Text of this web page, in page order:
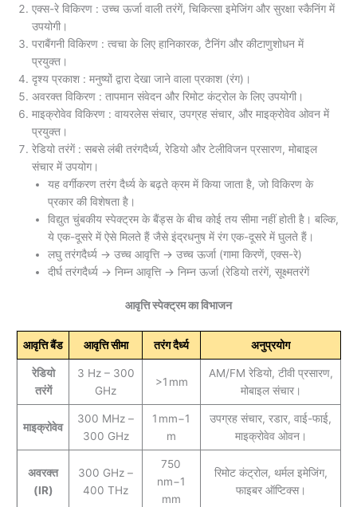
एक्स-रे विकिरण : उच्च ऊर्जा वाली तरंगें, चिकित्सा इमेजिंग और सुरक्षा स्कैनिंग में
उपयोगी।
पराबैंगनी विकिरण : त्वचा के लिए हानिकारक, टैनिंग और कीटाणुशोधन में
प्रयुक्त।
दृश्य प्रकाश : मनुष्यों द्वारा देखा जाने वाला प्रकाश (रंग)।
अवरक्त विकिरण : तापमान संवेदन और रिमोट कंट्रोल के लिए उपयोगी।
माइक्रोवेव विकिरण : वायरलेस संचार, उपग्रह संचार, और माइक्रोवेव ओवन में
प्रयुक्त।
रेडियो तरंगें : सबसे लंबी तरंगदैर्ध्य, रेडियो और टेलीविजन प्रसारण, मोबाइल
संचार में उपयोग।
यह वर्गीकरण तरंग दैर्ध्य के बढ़ते क्रम में किया जाता है, जो विकिरण के
प्रकार की विशेषता है।
विद्युत चुंबकीय स्पेक्ट्रम के बैंड्स के बीच कोई तय सीमा नहीं होती है। बल्कि,
ये एक-दूसरे में ऐसे मिलते हैं जैसे इंद्रधनुष में रंग एक-दूसरे में घुलते हैं।
लघु तरंगदैर्ध्य → उच्च आवृत्ति → उच्च ऊर्जा (गामा किरणें, एक्स-रे)
दीर्घ तरंगदैर्ध्य → निम्न आवृत्ति → निम्न ऊर्जा (रेडियो तरंगें, सूक्ष्मतरंगें
आवृत्ति स्पेक्ट्रम का विभाजन
आवृत्ति बैंड आवृत्ति सीमा तरंग दैर्ध्य अनुप्रयोग
रेडियो
तरंगें
3 Hz – 300
GHz
>1 mm
AM/FM रेडियो, टीवी प्रसारण,
मोबाइल संचार।
माइक्रोवेव
300 MHz –
300 GHz
1 mm−1
m
उपग्रह संचार, रडार, वाई-फाई,
माइक्रोवेव ओवन।
अवरक्त
(IR)
300 GHz –
400 THz
750
nm−1
mm
रिमोट कंट्रोल, थर्मल इमेजिंग,
फाइबर ऑप्टिक्स।